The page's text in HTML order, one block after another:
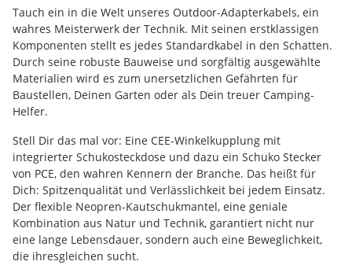
Tauch ein in die Welt unseres Outdoor-Adapterkabels, ein
wahres Meisterwerk der Technik. Mit seinen erstklassigen
Komponenten stellt es jedes Standardkabel in den Schatten.
Durch seine robuste Bauweise und sorgfältig ausgewählte
Materialien wird es zum unersetzlichen Gefährten für
Baustellen, Deinen Garten oder als Dein treuer Camping-
Helfer.
Stell Dir das mal vor: Eine CEE-Winkelkupplung mit
integrierter Schukosteckdose und dazu ein Schuko Stecker
von PCE, den wahren Kennern der Branche. Das heißt für
Dich: Spitzenqualität und Verlässlichkeit bei jedem Einsatz.
Der flexible Neopren-Kautschukmantel, eine geniale
Kombination aus Natur und Technik, garantiert nicht nur
eine lange Lebensdauer, sondern auch eine Beweglichkeit,
die ihresgleichen sucht.